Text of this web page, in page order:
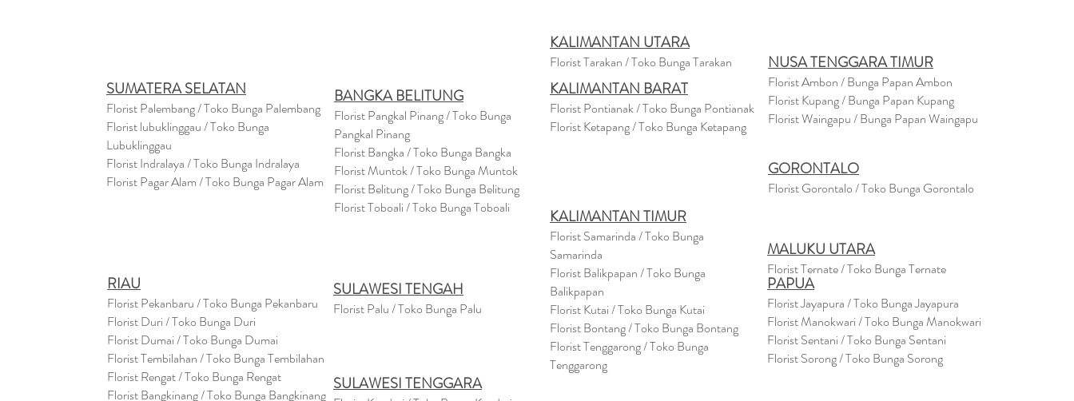
KALIMANTAN UTARA
Florist Tarakan / Toko Bunga Tarakan
SUMATERA SELATAN
Florist Palembang / Toko Bunga Palembang
Florist lubuklinggau / Toko Bunga
Lubuklinggau
Florist Indralaya / Toko Bunga Indralaya
Florist Pagar Alam / Toko Bunga Pagar Alam
BANGKA BELITUNG
Florist Pangkal Pinang / Toko Bunga
Pangkal Pinang
Florist Bangka / Toko Bunga Bangka
Florist Muntok / Toko Bunga Muntok
Florist Belitung / Toko Bunga Belitung
Florist Toboali / Toko Bunga Toboali
RIAU
Florist Pekanbaru / Toko Bunga Pekanbaru
Florist Duri / Toko Bunga Duri
Florist Dumai / Toko Bunga Dumai
Florist Tembilahan / Toko Bunga Tembilahan
Florist Rengat / Toko Bunga Rengat
Florist Bangkinang / Toko Bunga Bangkinang
SULAWESI TENGAH
Florist Palu / Toko Bunga Palu
SULAWESI TENGGARA
KALIMANTAN BARAT
Florist Pontianak / Toko Bunga Pontianak
Florist Ketapang / Toko Bunga Ketapang
KALIMANTAN TIMUR
Florist Samarinda / Toko Bunga
Samarinda
Florist Balikpapan / Toko Bunga
Balikpapan
Florist Kutai / Toko Bunga Kutai
Florist Bontang / Toko Bunga Bontang
Florist Tenggarong / Toko Bunga
Tenggarong
NUSA TENGGARA TIMUR
Florist Ambon / Bunga Papan Ambon
Florist Kupang / Bunga Papan Kupang
Florist Waingapu / Bunga Papan Waingapu
GORONTALO
Florist Gorontalo / Toko Bunga Gorontalo
MALUKU UTARA
Florist Ternate / Toko Bunga Ternate
PAPUA
Florist Jayapura / Toko Bunga Jayapura
Florist Manokwari / Toko Bunga Manokwari
Florist Sentani / Toko Bunga Sentani
Florist Sorong / Toko Bunga Sorong